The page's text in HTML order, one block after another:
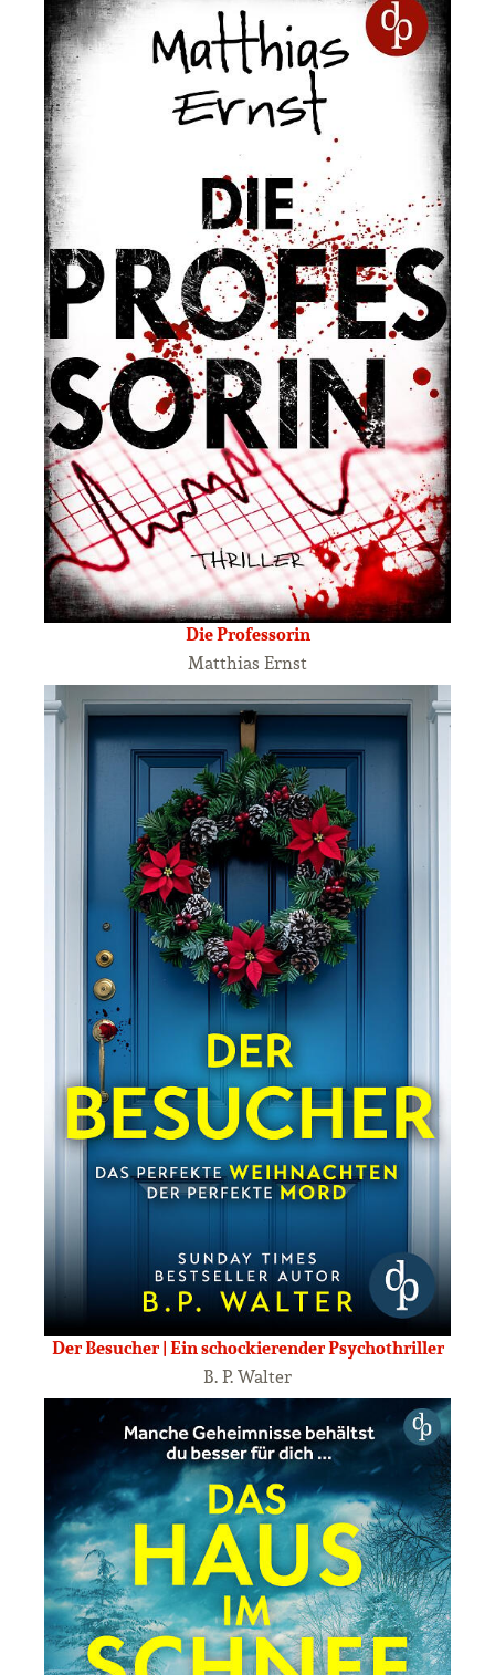
Die Professorin
Matthias Ernst
Der Besucher | Ein schockierender Psychothriller
B. P. Walter